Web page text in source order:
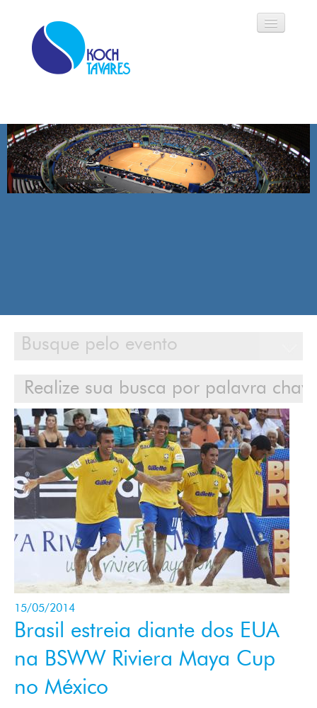
História
Áreas de Atuação
Calendário
Contato
Login
15/05/2014
Brasil estreia diante dos EUA
na BSWW Riviera Maya Cup
no México